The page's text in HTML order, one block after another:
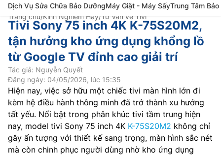
Dịch Vụ Sửa Chữa Bảo DưỡngMáy Giặt - Máy SấyTrung Tâm Bảo
Trang chủ/Kinh Nghiệm Hay/Tư Vấn về Tivi
Tivi Sony 75 inch 4K K-75S20M2,
tận hưởng kho ứng dụng khổng lồ
từ Google TV đỉnh cao giải trí
Tác giả: Nguyễn Quyết
Đăng ngày: 04/05/2026, lúc 15:35
Hiện nay, việc sở hữu một chiếc tivi màn hình lớn đi
kèm hệ điều hành thông minh đã trở thành xu hướng
tất yếu. Nổi bật trong phân khúc tivi tầm trung hiện
nay, model tivi Sony 75 inch 4K K-75S20M2 không chỉ
gây ấn tượng với thiết kế sang trọng, màn hình sắc nét
mà còn chinh phục người dùng nhờ kho ứng dụng